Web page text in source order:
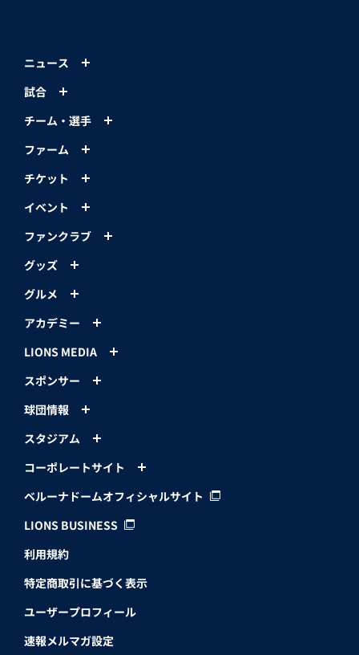
ニュース
試合
チーム・選手
ファーム
チケット
イベント
ファンクラブ
グッズ
グルメ
アカデミー
LIONS MEDIA
スポンサー
球団情報
スタジアム
コーポレートサイト
ベルーナドームオフィシャルサイト
LIONS BUSINESS
利用規約
特定商取引に基づく表示
ユーザープロフィール
速報メルマガ設定